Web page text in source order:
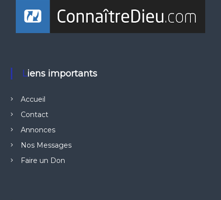
Liens importants
Accueil
Contact
Annonces
Nos Messages
Faire un Don